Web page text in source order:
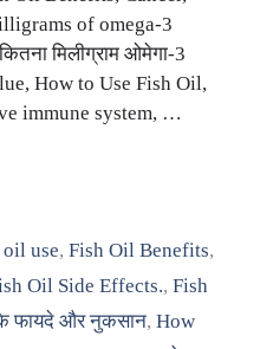
of omega-3
मिलीग्राम ओमेगा-3
How to Use Fish Oil,
immune system, …
use,Fish Oil Benefits,
Oil Side Effects., Fish
फायदे और नुकसान, How